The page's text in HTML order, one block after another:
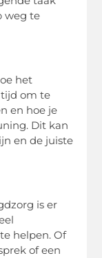
weg te
het
om te
en hoe je
Dit kan
en de juiste
is er
helpen. Of
of een